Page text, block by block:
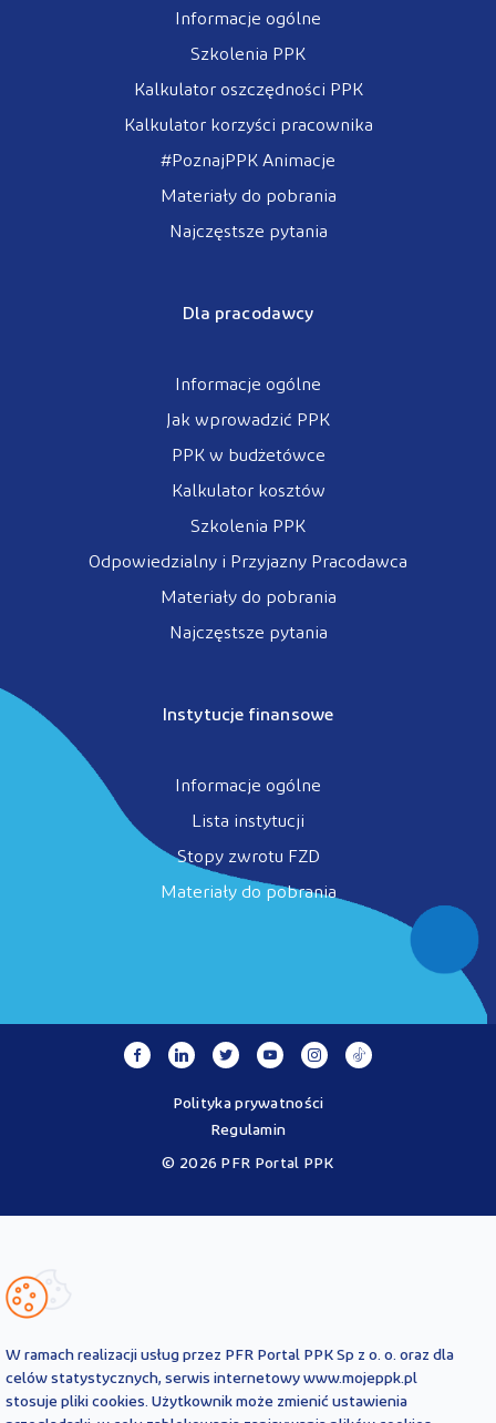
Informacje ogólne
Szkolenia PPK
Kalkulator oszczędności PPK
Kalkulator korzyści pracownika
#PoznajPPK Animacje
Materiały do pobrania
Najczęstsze pytania
Dla pracodawcy
Informacje ogólne
Jak wprowadzić PPK
PPK w budżetówce
Kalkulator kosztów
Szkolenia PPK
Odpowiedzialny i Przyjazny Pracodawca
Materiały do pobrania
Najczęstsze pytania
Instytucje finansowe
Informacje ogólne
Lista instytucji
Stopy zwrotu FZD
Materiały do pobrania
© 2026 PFR Portal PPK
Polityka prywatności
Regulamin
Ustawy o PPK przez operatora - PFR Portal PPK sp. z o.o., spółkę
obowiązujących przepisów prawa i każdorazowo
powinny być interpretowane oraz stosowane z uwzględnieniem
aktualnie obowiązujących przepisów prawa. Treści te nie stanowią
W ramach realizacji usług przez PFR Portal PPK Sp z o. o. oraz dla
celów statystycznych, serwis internetowy www.mojeppk.pl
stosuje pliki cookies. Użytkownik może zmienić ustawienia